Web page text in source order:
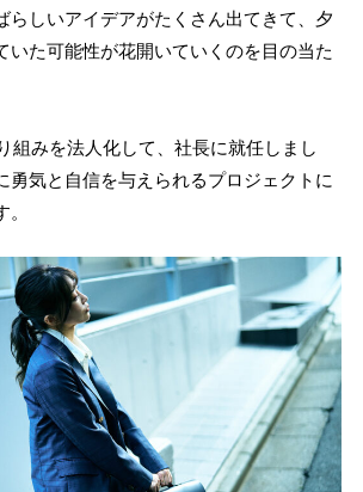
らしいアイデアがたくさん出てきて、夕
いた可能性が花開いていくのを目の当た
組みを法人化して、社長に就任しまし
勇気と自信を与えられるプロジェクトに